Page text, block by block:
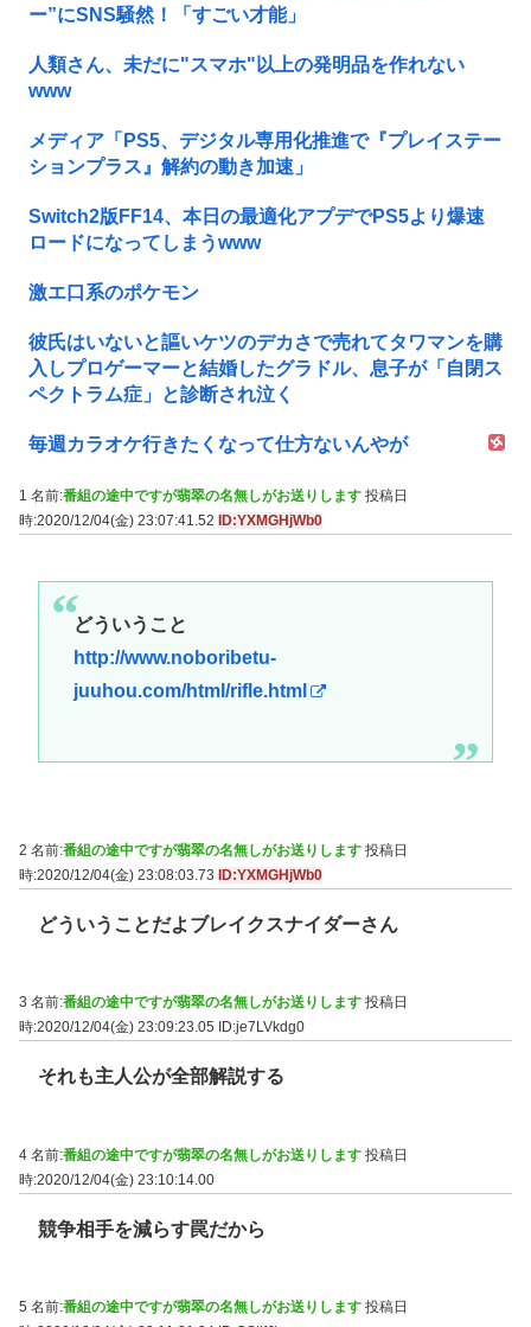
ー”にSNS騒然！「すごい才能」
人類さん、未だに"スマホ"以上の発明品を作れない
www
メディア「PS5、デジタル専用化推進で『プレイステー
ションプラス』解約の動き加速」
Switch2版FF14、本日の最適化アプデでPS5より爆速
ロードになってしまうwww
激エ口系のポケモン
彼氏はいないと謳いケツのデカさで売れてタワマンを購
入しプロゲーマーと結婚したグラドル、息子が「自閉ス
ペクトラム症」と診断され泣く
毎週カラオケ行きたくなって仕方ないんやが
1 名前:番組の途中ですが翡翠の名無しがお送りします 投稿日
時:2020/12/04(金) 23:07:41.52
ID:YXMGHjWb0
どういうこと
http://www.noboribetu-
juuhou.com/html/rifle.html
2 名前:番組の途中ですが翡翠の名無しがお送りします 投稿日
時:2020/12/04(金) 23:08:03.73 ID:YXMGHjWb0
どういうことだよブレイクスナイダーさん
3 名前:番組の途中ですが翡翠の名無しがお送りします 投稿日
時:2020/12/04(金) 23:09:23.05
ID:je7LVkdg0
それも主人公が全部解説する
4 名前:番組の途中ですが翡翠の名無しがお送りします 投稿日
時:2020/12/04(金) 23:10:14.00
競争相手を減らす罠だから
5 名前:番組の途中ですが翡翠の名無しがお送りします 投稿日